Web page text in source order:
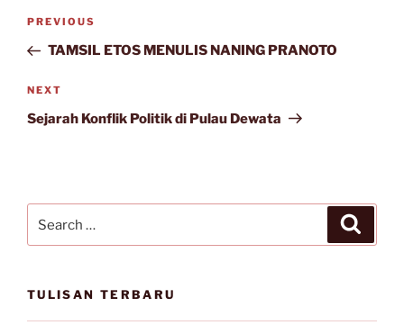
Post
Previous
Post
PREVIOUS
TAMSIL ETOS MENULIS NANING PRANOTO
Next
Post
NEXT
Sejarah Konflik Politik di Pulau Dewata
for:
TULISAN TERBARU